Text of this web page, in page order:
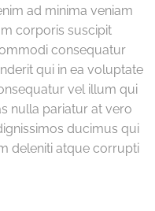
ad minima veniam
corporis suscipit
consequatur
qui in ea voluptate
vel illum qui
nulla pariatur at vero
ducimus qui
deleniti atque corrupti